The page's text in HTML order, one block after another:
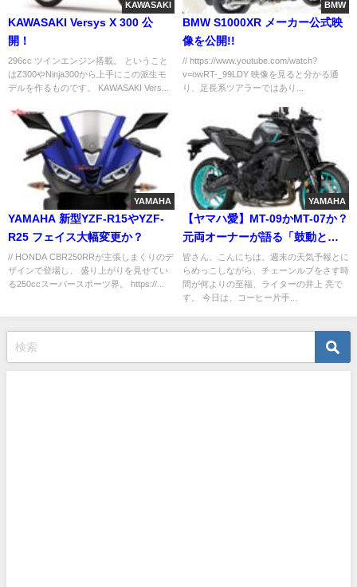
KAWASAKI
KAWASAKI Versys X 300 公
開！
296cc ツインエンジン搭載。 ということ
はZ300やNinja300から上手にこの派生モ
デルを作るものです。 KAWASAKI Vers...
BMW
BMW S1000XR メーカー公式映
像を公開!!
// https://www.youtube.com/watch?
v=owRT-_99LDY 映像を見ると分かる通
り、足長系ツアラーではあり...
YAMAHA
YAMAHA 新型YZF-R15やYZF-
R25 フェイス大幅変更か？
// HONDA CBR250RRが主張しまくりのデ
ザインで登場し、 盛り上がりを見せてい
る250ccスーパースポーツ界。 https://...
YAMAHA
【ヤマハ愛】MT-09かMT-07か？
元両オーナーが語る「鼓動と電
子制御」の究極選択
皆さん、こんにちは。週末の天気予報とに
らめっこしながら、チェーンルブをさす時
間が何よりの至福、ライターの井上 亮で
す。 今日は、コーヒー片手...